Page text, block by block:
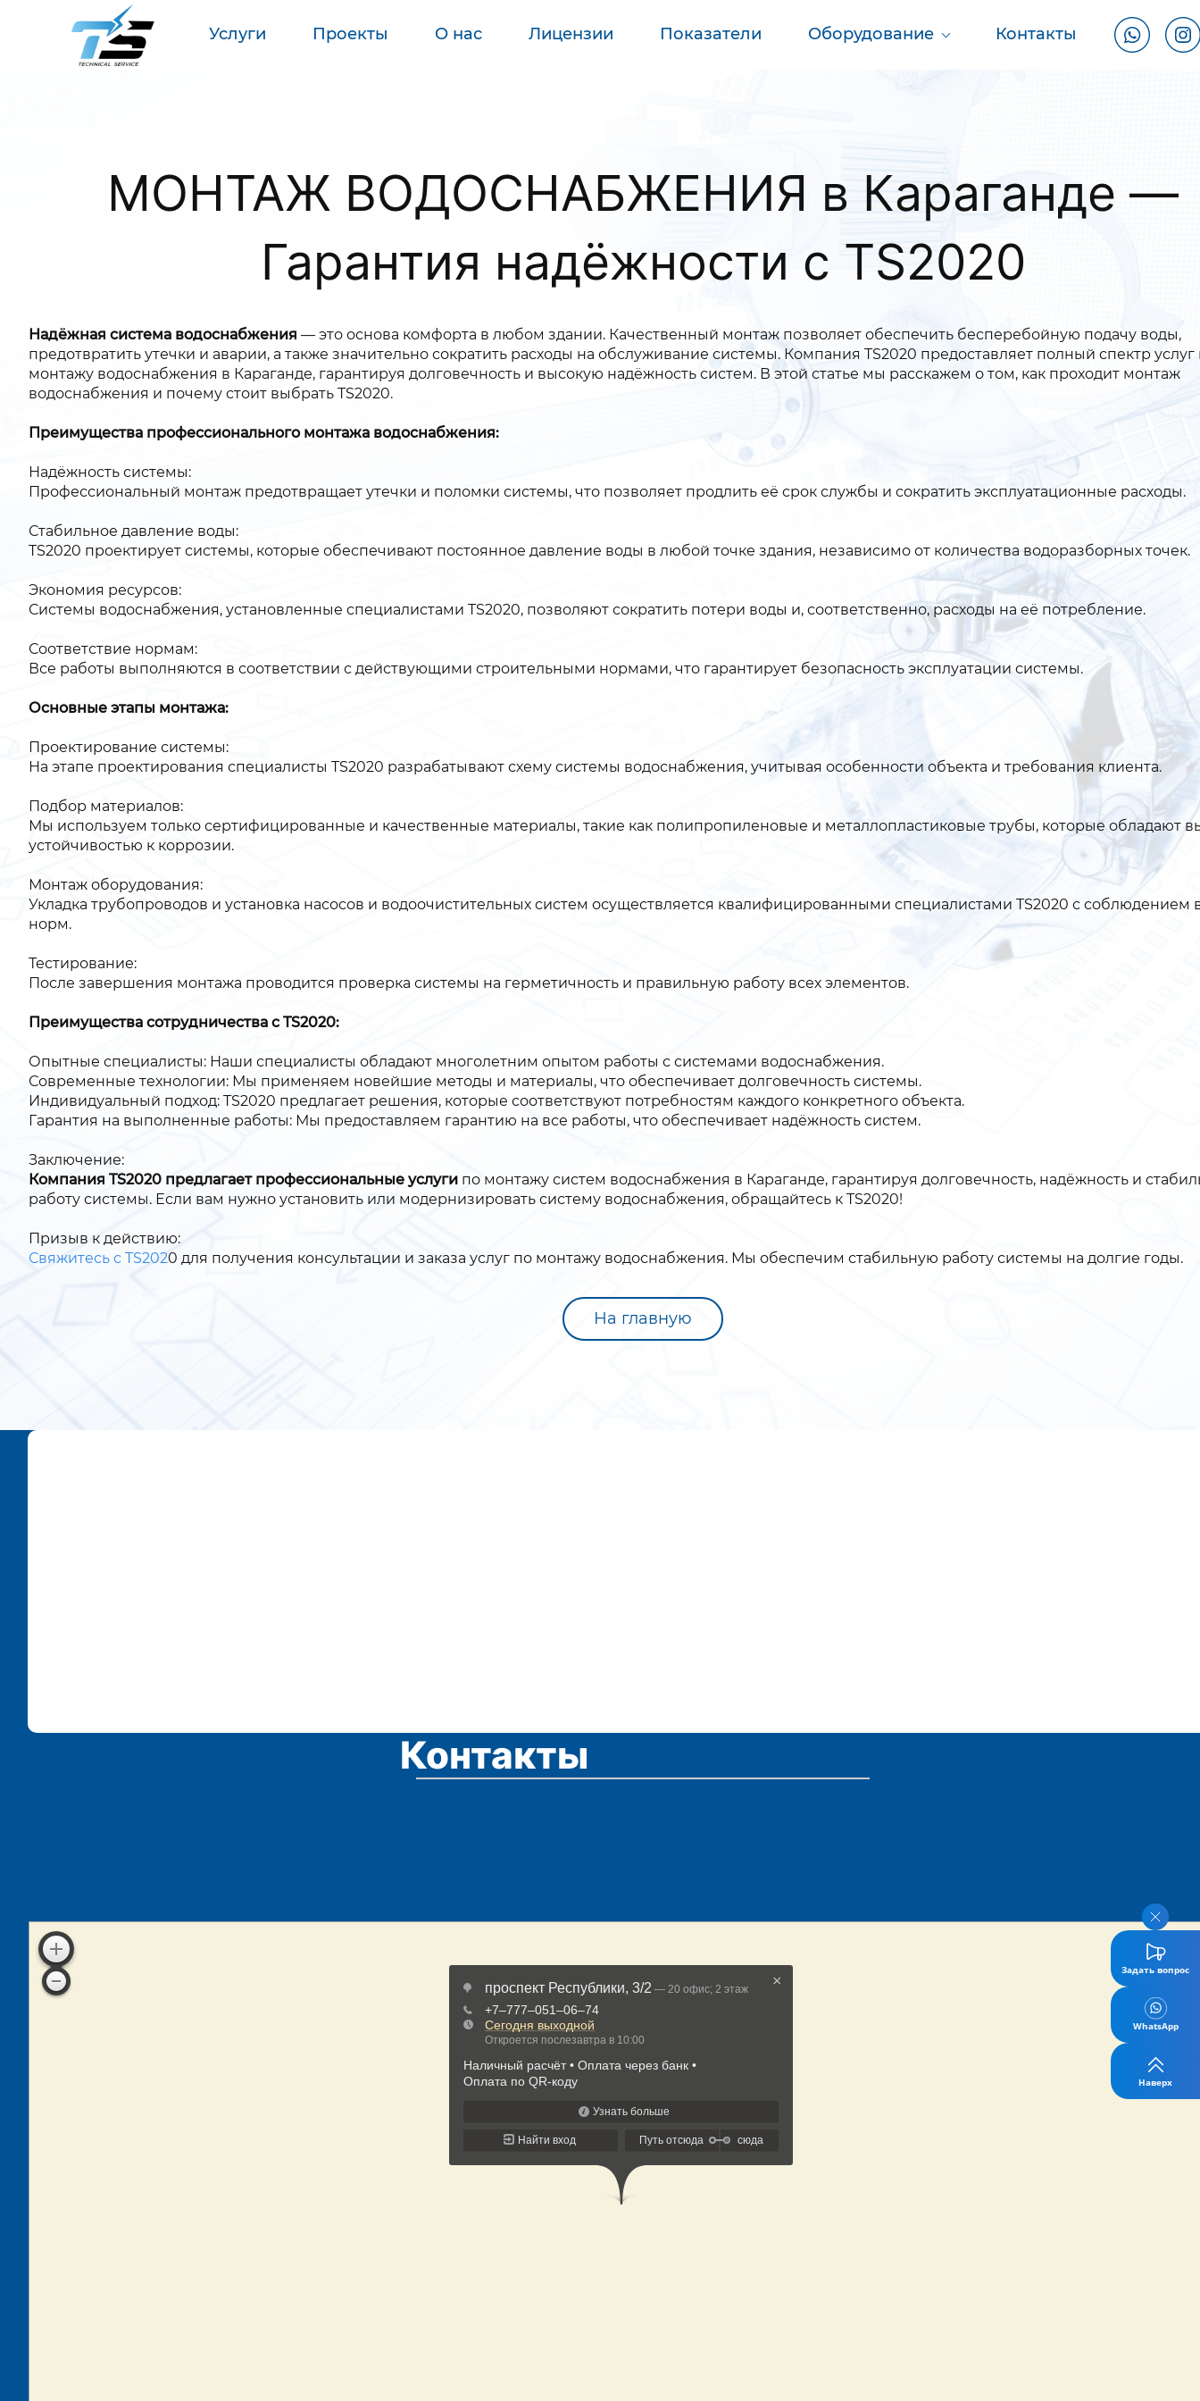
Услуги Проекты О нас Лицензии Показатели Оборудование Контакты
МОНТАЖ ВОДОСНАБЖЕНИЯ в Караганде —
Гарантия надёжности с TS2020
Надёжная система водоснабжения — это основа комфорта в любом здании. Качественный монтаж позволяет обеспечить бесперебойную подачу воды,
предотвратить утечки и аварии, а также значительно сократить расходы на обслуживание системы. Компания TS2020 предоставляет полный спектр услуг
монтажу водоснабжения в Караганде, гарантируя долговечность и высокую надёжность систем. В этой статье мы расскажем о том, как проходит монтаж
водоснабжения и почему стоит выбрать TS2020.
Преимущества профессионального монтажа водоснабжения:
Надёжность системы:
Профессиональный монтаж предотвращает утечки и поломки системы, что позволяет продлить её срок службы и сократить эксплуатационные расходы.
Стабильное давление воды:
TS2020 проектирует системы, которые обеспечивают постоянное давление воды в любой точке здания, независимо от количества водоразборных точек.
Экономия ресурсов:
Системы водоснабжения, установленные специалистами TS2020, позволяют сократить потери воды и, соответственно, расходы на её потребление.
Соответствие нормам:
Все работы выполняются в соответствии с действующими строительными нормами, что гарантирует безопасность эксплуатации системы.
Основные этапы монтажа:
Проектирование системы:
На этапе проектирования специалисты TS2020 разрабатывают схему системы водоснабжения, учитывая особенности объекта и требования клиента.
Подбор материалов:
Мы используем только сертифицированные и качественные материалы, такие как полипропиленовые и металлопластиковые трубы, которые обладают
устойчивостью к коррозии.
Монтаж оборудования:
Укладка трубопроводов и установка насосов и водоочистительных систем осуществляется квалифицированными специалистами TS2020 с соблюдением
норм.
Тестирование:
После завершения монтажа проводится проверка системы на герметичность и правильную работу всех элементов.
Преимущества сотрудничества с TS2020:
Опытные специалисты: Наши специалисты обладают многолетним опытом работы с системами водоснабжения.
Современные технологии: Мы применяем новейшие методы и материалы, что обеспечивает долговечность системы.
Индивидуальный подход: TS2020 предлагает решения, которые соответствуют потребностям каждого конкретного объекта.
Гарантия на выполненные работы: Мы предоставляем гарантию на все работы, что обеспечивает надёжность систем.
Заключение:
Компания TS2020 предлагает профессиональные услуги по монтажу систем водоснабжения в Караганде, гарантируя долговечность, надёжность и
работу системы. Если вам нужно установить или модернизировать систему водоснабжения, обращайтесь к TS2020!
Призыв к действию:
Свяжитесь с TS2020 для получения консультации и заказа услуг по монтажу водоснабжения. Мы обеспечим стабильную работу системы на долгие годы.
На главную
Контакты
Задать вопрос
WhatsApp
Наверх